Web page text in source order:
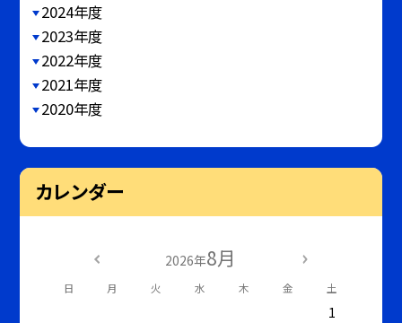
2024年度
2023年度
2022年度
2021年度
2020年度
カレンダー
2026年8月
日 月 火 水 木 金 土
1